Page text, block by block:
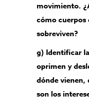
movimiento.
cómo cuerpos
sobreviven?
g) Identificar
oprimen y
dónde vienen,
son los